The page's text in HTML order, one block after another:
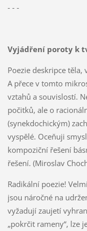
- - -
Vyjádření poroty k
Poezie deskripce
A přece v tomto
vztahů a souvislostí.
počitků, ale o
(synekdochickým)
vyspělé. Oceňuji
kompoziční řešení
řešení. (Miroslav
Radikální poezie!
jsou náročné na
vyžadují zaujetí
„pokrčit rameny“, lze